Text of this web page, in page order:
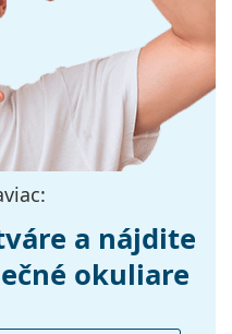
okuliarov a
značiek.
a nájdite
okuliare